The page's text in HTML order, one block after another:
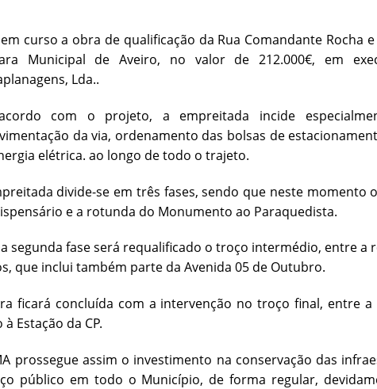
curso a obra de qualificação da Rua Comandante
Municipal de Aveiro, no valor de 212.000€, em
Lda..
com o projeto, a empreitada incide
da via, ordenamento das bolsas de
elétrica. ao longo de todo o trajeto.
divide-se em três fases, sendo que neste
e a rotunda do Monumento ao Paraquedista.
segunda fase será requalificado o troço intermédio, entre a
que inclui também parte da Avenida 05 de Outubro.
ficará concluída com a intervenção no troço final, entre
Estação da CP.
prossegue assim o investimento na conservação das
público em todo o Município, de forma regular,